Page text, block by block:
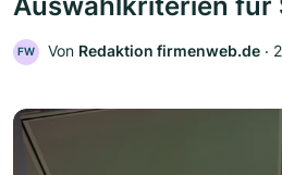
FW Von Redaktion firmenweb.de ‧